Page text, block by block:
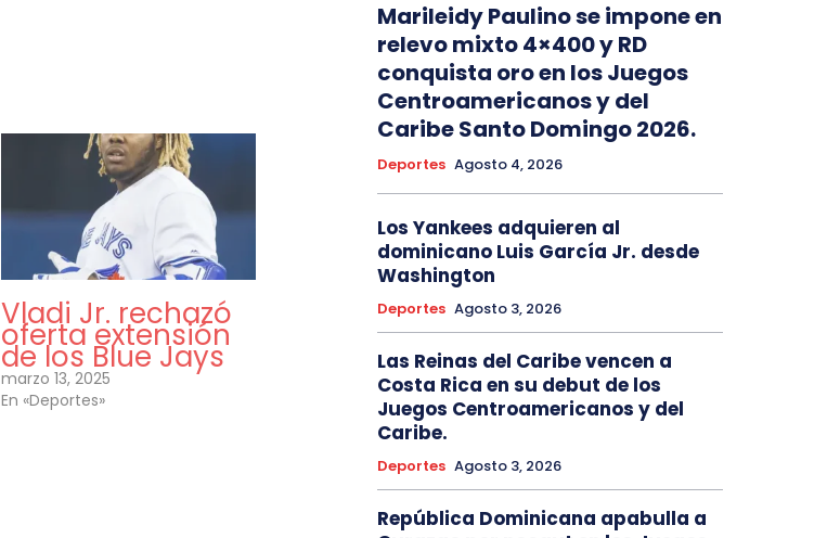
Vladi Jr. rechazó
oferta extensión
de los Blue Jays
marzo 13, 2025
En «Deportes»
Marileidy Paulino se impone en
relevo mixto 4×400 y RD
conquista oro en los Juegos
Centroamericanos y del
Caribe Santo Domingo 2026.
Deportes Agosto 4, 2026
Los Yankees adquieren al
dominicano Luis García Jr. desde
Washington
Deportes Agosto 3, 2026
Las Reinas del Caribe vencen a
Costa Rica en su debut de los
Juegos Centroamericanos y del
Caribe.
Deportes Agosto 3, 2026
República Dominicana apabulla a